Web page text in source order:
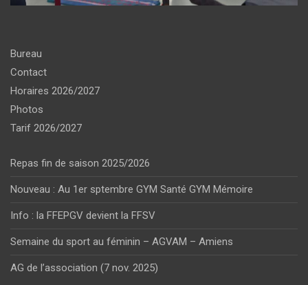
Bureau
Contact
Horaires 2026/2027
Photos
Tarif 2026/2027
Repas fin de saison 2025/2026
Nouveau : Au 1er sptembre GYM Santé GYM Mémoire
Info : la FFEPGV devient la FFSV
Semaine du sport au féminin – AGVAM – Amiens
AG de l’association (7 nov. 2025)